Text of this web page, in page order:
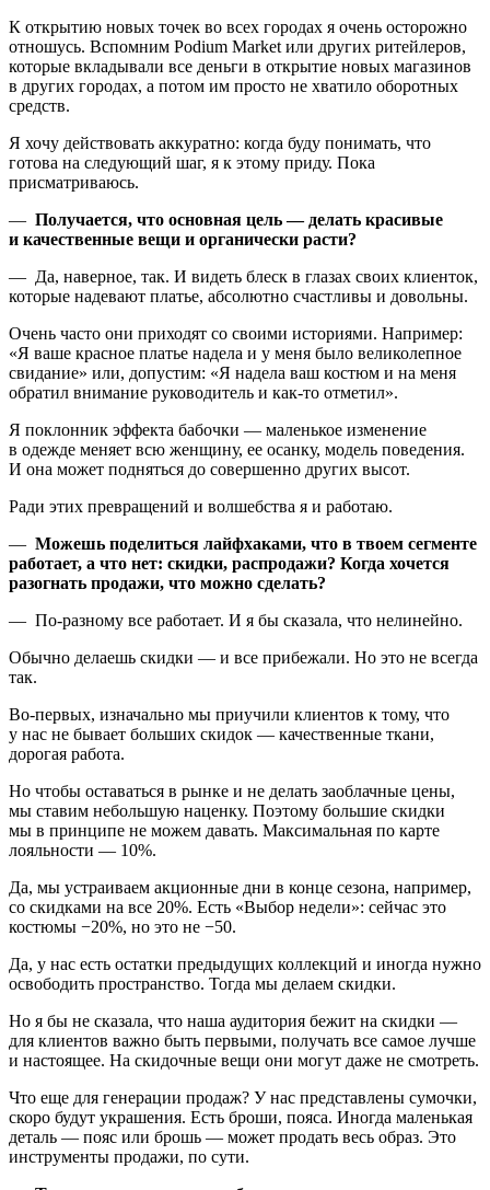
К открытию новых точек во всех городах я очень осторожно
отношусь. Вспомним Podium Market или других ритейлеров,
которые вкладывали все деньги в открытие новых магазинов
в других городах, а потом им просто не хватило оборотных
средств.
Я хочу действовать аккуратно: когда буду понимать, что
готова на следующий шаг, я к этому приду. Пока
присматриваюсь.
— Получается, что основная цель — делать красивые
и качественные вещи и органически расти?
— Да, наверное, так. И видеть блеск в глазах своих клиенток,
которые надевают платье, абсолютно счастливы и довольны.
Очень часто они приходят со своими историями. Например:
«Я ваше красное платье надела и у меня было великолепное
свидание» или, допустим: «Я надела ваш костюм и на меня
обратил внимание руководитель и как-то отметил».
Я поклонник эффекта бабочки — маленькое изменение
в одежде меняет всю женщину, ее осанку, модель поведения.
И она может подняться до совершенно других высот.
Ради этих превращений и волшебства я и работаю.
— Можешь поделиться лайфхаками, что в твоем сегменте
работает, а что нет: скидки, распродажи? Когда хочется
разогнать продажи, что можно сделать?
— По-разному все работает. И я бы сказала, что нелинейно.
Обычно делаешь скидки — и все прибежали. Но это не всегда
так.
Во-первых, изначально мы приучили клиентов к тому, что
у нас не бывает больших скидок — качественные ткани,
дорогая работа.
Но чтобы оставаться в рынке и не делать заоблачные цены,
мы ставим небольшую наценку. Поэтому большие скидки
мы в принципе не можем давать. Максимальная по карте
лояльности — 10%.
Да, мы устраиваем акционные дни в конце сезона, например,
со скидками на все 20%. Есть «Выбор недели»: сейчас это
костюмы −20%, но это не −50.
Да, у нас есть остатки предыдущих коллекций и иногда нужно
освободить пространство. Тогда мы делаем скидки.
Но я бы не сказала, что наша аудитория бежит на скидки —
для клиентов важно быть первыми, получать все самое лучше
и настоящее. На скидочные вещи они могут даже не смотреть.
Что еще для генерации продаж? У нас представлены сумочки,
скоро будут украшения. Есть броши, пояса. Иногда маленькая
деталь — пояс или брошь — может продать весь образ. Это
инструменты продажи, по сути.